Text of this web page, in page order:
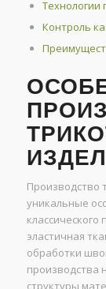
Контроль
Производство
уникальные
эластичная
обработки
производства
структуры